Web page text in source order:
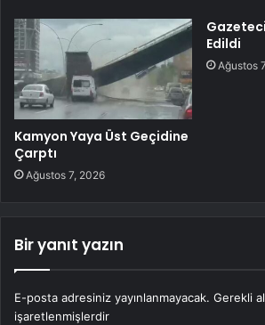
Kamyon Yaya Üst Geçidine
Çarptı
Ağustos 7, 2026
Gazeteci
Edildi
Ağustos
Bir yanıt yazın
E-posta adresiniz yayınlanmayacak. Gerekli
işaretlenmişlerdir